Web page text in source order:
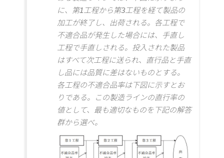
に、第1工程から第3工程を経て製品の
加工が終了し、出荷される。各工程で
不適合品が発生した場合には、手直し
工程で手直しされる。投入された製品
はすべて次工程に送られ、直行品と手直
し品には品質に差はないものとする。
各工程の不適合品率は下図に示すとお
りである。この製造ラインの直行率の
値として、最も適切なものを下記の解答
群から選べ。